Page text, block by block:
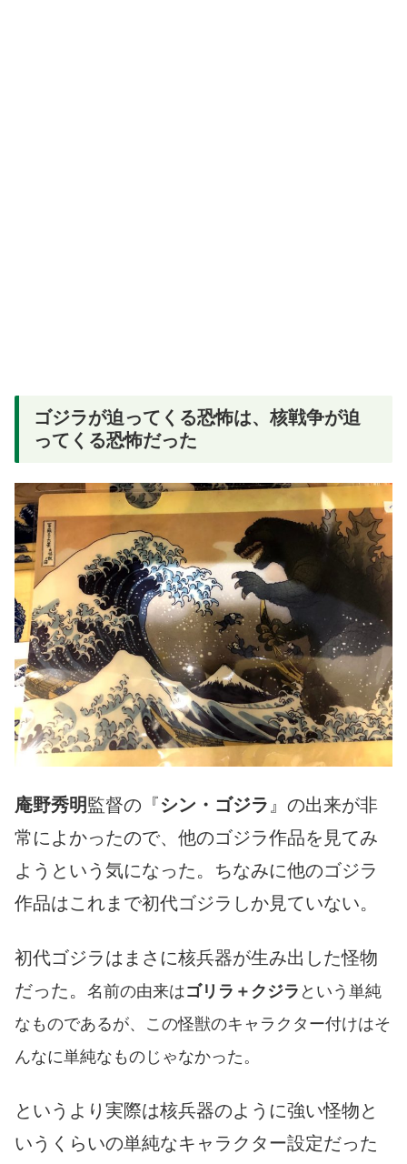
ゴジラが迫ってくる恐怖は、核戦争が迫
ってくる恐怖だった
庵野秀明監督の『シン・ゴジラ 』の出来が非
常によかったので、他のゴジラ作品を見てみ
ようという気になった。ちなみに他のゴジラ
作品はこれまで初代ゴジラしか見ていない。
初代ゴジラはまさに核兵器が生み出した怪物
だった。 名前の由来はゴリラ＋クジラ という単純
なものであるが、この怪獣のキャラクター付けはそ
んなに単純なものじゃなかった。
というより実際は核兵器のように強い怪物と
いうくらいの単純なキャラクター設定だった